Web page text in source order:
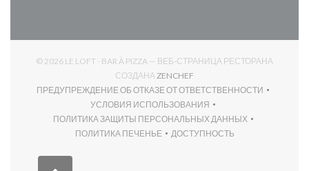
© 2026 LE LOFT - BAR À PIZZA — ВЕБ-СТРАНИЦА РЕСТОРАНА
СОЗДАНАZENCHEF
ПРЕДУПРЕЖДЕНИЕ ОБ ОТКАЗЕ ОТ ОТВЕТСТВЕННОСТИ
((ОТКРЫВАЕТСЯ В НОВОМ ОКНЕ))
УСЛОВИЯ ИСПОЛЬЗОВАНИЯ
((ОТКРЫВАЕТСЯ В НОВОМ ОКНЕ))
ПОЛИТИКА ЗАЩИТЫ ПЕРСОНАЛЬНЫХ ДАННЫХ
((ОТКРЫВАЕТСЯ В НОВОМ ОКНЕ))
ПОЛИТИКА ПЕЧЕНЬЕ
((ОТКРЫВАЕТСЯ В НОВОМ ОКНЕ))
ДОСТУПНОСТЬ
((ОТКРЫВАЕТСЯ В